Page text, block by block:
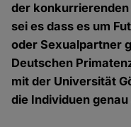
der
sei es dass es um
oder Sexualpartner
Deutschen
mit der Universität
die Individuen